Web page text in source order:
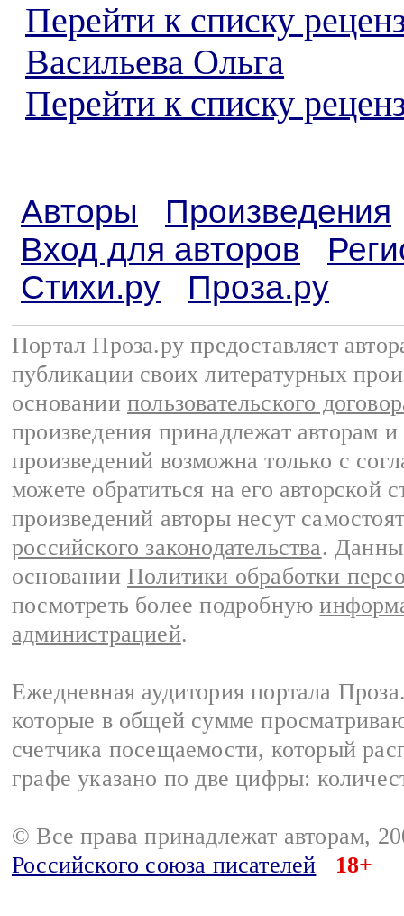
Перейти к списку
Васильева Ольга
Перейти к списку
Авторы
Произведения
Вход для авторов
Стихи.ру
Проза.ру
Портал Проза.ру предоставляет
публикации своих литературных
основании пользовательского
произведения принадлежат авторам
произведений возможна только с
можете обратиться на его авторской
произведений авторы несут
российского законодательства.
основании Политики обработки
посмотреть более подробную
администрацией.
Ежедневная аудитория портала
которые в общей сумме
счетчика посещаемости, который
графе указано по две цифры:
© Все права принадлежат авторам,
Российского союза писателей
18+